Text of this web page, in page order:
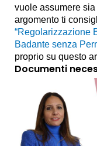
vuole assumere
argomento ti
“Regolarizzazione
Badante senza
proprio su questo
Documenti